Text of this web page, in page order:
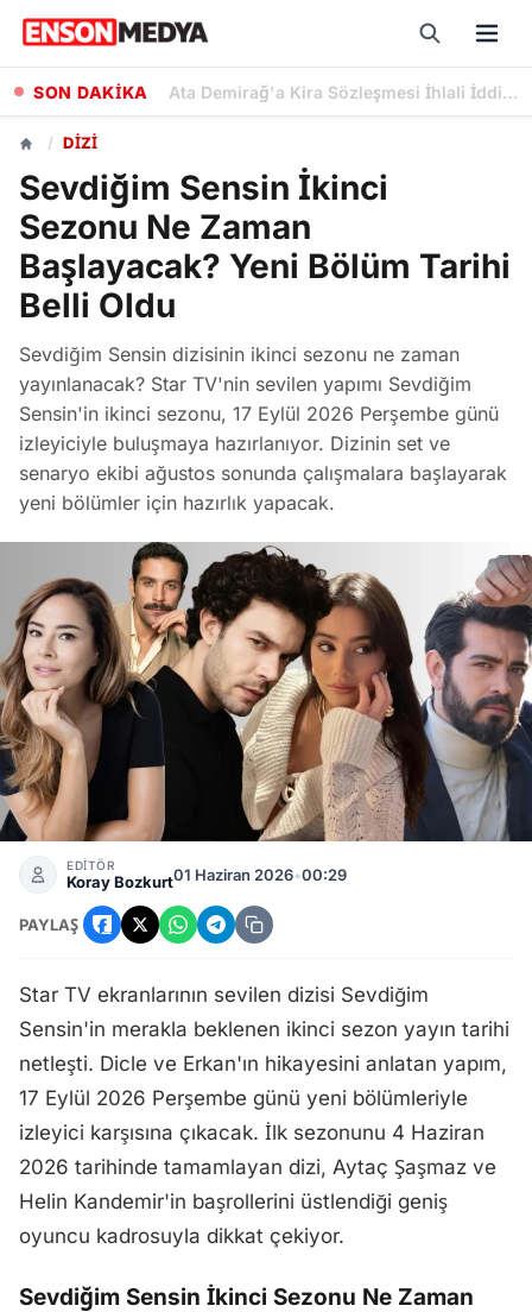
SON DAKİKA Sıla Türkoğlu'na Kerem Bürsin'li Grand Maison İstanbul Dizisinden Başrol Teklifi
/ DIZI
Sevdiğim Sensin İkinci
Sezonu Ne Zaman
Başlayacak? Yeni Bölüm Tarihi
Belli Oldu
Sevdiğim Sensin dizisinin ikinci sezonu ne zaman
yayınlanacak? Star TV'nin sevilen yapımı Sevdiğim
Sensin'in ikinci sezonu, 17 Eylül 2026 Perşembe günü
izleyiciyle buluşmaya hazırlanıyor. Dizinin set ve
senaryo ekibi ağustos sonunda çalışmalara başlayarak
yeni bölümler için hazırlık yapacak.
Sevdiğim Sensin İkinci Sezonu Ne Zaman Başlayacak?
EDİTÖR
Koray Bozkurt01 Haziran 2026•00:29
PAYLAŞ
Star TV ekranlarının sevilen dizisi Sevdiğim
Sensin'in merakla beklenen ikinci sezon yayın tarihi
netleşti. Dicle ve Erkan'ın hikayesini anlatan yapım,
17 Eylül 2026 Perşembe günü yeni bölümleriyle
izleyici karşısına çıkacak. İlk sezonunu 4 Haziran
2026 tarihinde tamamlayan dizi, Aytaç Şaşmaz ve
Helin Kandemir'in başrollerini üstlendiği geniş
oyuncu kadrosuyla dikkat çekiyor.
Sevdiğim Sensin İkinci Sezonu Ne Zaman